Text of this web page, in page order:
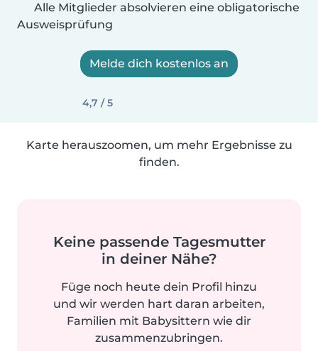
Alle Mitglieder absolvieren eine obligatorische
Ausweisprüfung
Melde dich kostenlos an
4,7 / 5
Karte herauszoomen, um mehr Ergebnisse zu
finden.
Keine passende Tagesmutter
in deiner Nähe?
Füge noch heute dein Profil hinzu
und wir werden hart daran arbeiten,
Familien mit Babysittern wie dir
zusammenzubringen.